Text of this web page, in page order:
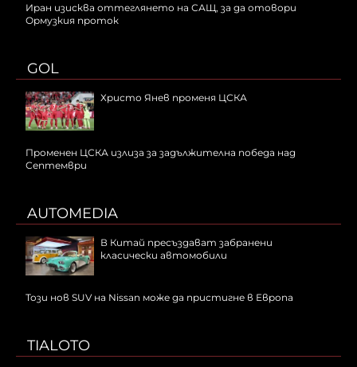
Иран изисква оттеглянето на САЩ, за да отовори
Ормузкия проток
GOL
Христо Янев променя ЦСКА
Променен ЦСКА излиза за задължителна победа над
Септември
AUTOMEDIA
В Китай пресъздават забранени
класически автомобили
Този нов SUV на Nissan може да пристигне в Европа
TIALOTO